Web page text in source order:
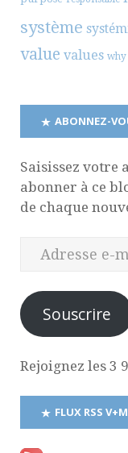
système
value values why
ABONNEZ-
Saisissez votre
abonner à ce
de chaque
Souscrire
Rejoignez les 3
FLUX RSS V+M